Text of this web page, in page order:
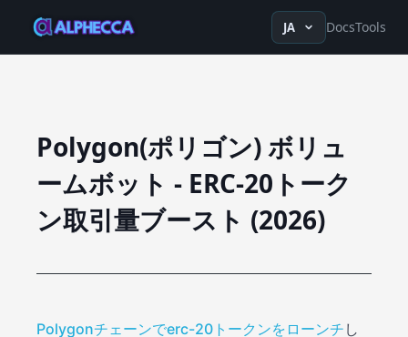
enru fr ko detrzh-Hans
JA DocsTools
Polygon(ポリゴン) ボリュ
ームボット - ERC-20トーク
ン取引量ブースト (2026)
Polygonチェーンでerc-20トークンをローンチ し